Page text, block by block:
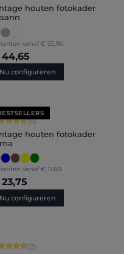
houten fotokader
vanaf € 22,90
Nu configureren
score van 5 op 5 sterren
(6)
houten fotokader
vanaf € 11,60
Nu configureren
score van 5 op 5 sterren
(2)